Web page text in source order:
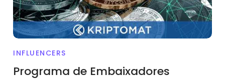
INFLUENCERS
Programa de Embaixadores